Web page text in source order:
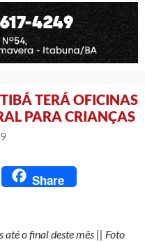
TERÁ OFICINAS
PARA CRIANÇAS
PrintFriendly
Share
o final deste mês || Foto